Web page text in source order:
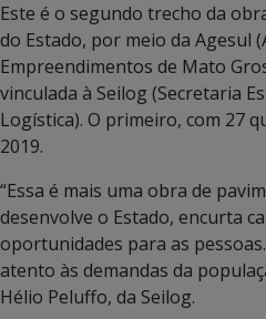
Este é o segundo trecho da
do Estado, por meio da Agesul
Empreendimentos de Mato
vinculada à Seilog (Secretaria
Logística). O primeiro, com 27
2019.
“Essa é mais uma obra de
desenvolve o Estado, encurta
oportunidades para as
atento às demandas da
Hélio Peluffo, da Seilog.